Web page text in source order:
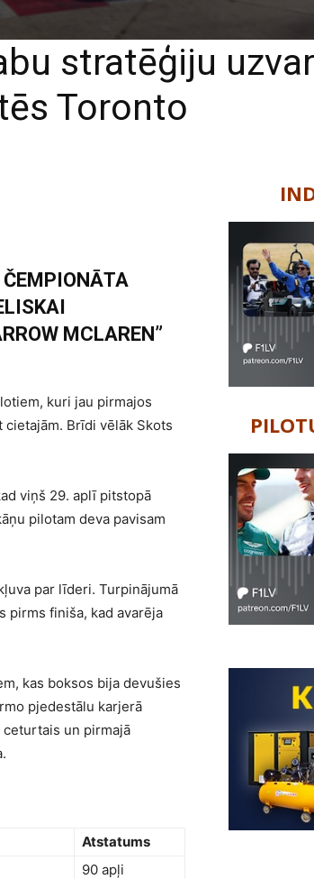
stratēģiju uzvar
Toronto
MCLAREN”
kuri jau pirmajos
Brīdi vēlāk Skots
viņš 29. aplī pitstopā
pilotam deva pavisam
par līderi. Turpinājumā
pirms finiša, kad avarēja
kas boksos bija devušies
pjedestālu karjerā
un pirmajā
Atstatums
90 apļi